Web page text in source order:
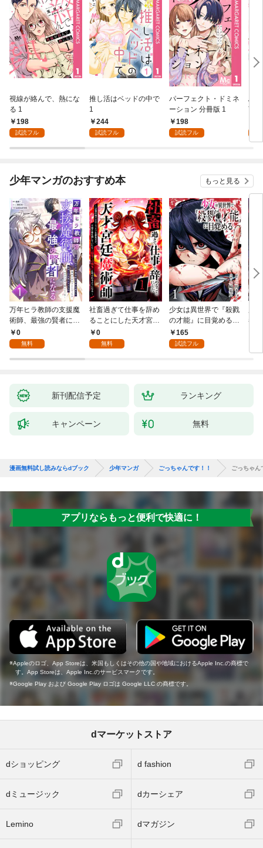
視線が絡んで、熱にな
る 1
198
試読フル
推し活はベッドの中で
1
244
試読フル
パーフェクト・ドミネ
ーション 分冊版 1
198
試読フル
ふ
言
少年マンガのおすすめ本 もっと見る
万年ヒラ教師の支援魔
術師、最強の賢者にな
る～不人気の支援魔術
師は給料泥棒だと魔術
が、出世した元教え子
0
無料
社畜過ぎて仕事を辞め
ることにした天才宮廷
魔術師～辺境の地でス
ローライフを夢見る
0
無料
少女は異世界で『殺戮
の才能』に目覚める
(話売り) #1
165
試読フル
者
新刊配信予定 ランキング
キャンペーン 無料
漫画無料試し読みならdブック 少年マンガ ごっちゃんです！！ ごっちゃん
アプリならもっと便利で快適に！
Appleのロゴ、App Storeは、米国もしくはその他の国や地域におけるApple Inc.の商標で
す。App Storeは、Apple Inc.のサービスマークです。
Google Play および Google Play ロゴは Google LLC の商標です。
dマーケットストア
dショッピング d fashion
dミュージック dカーシェア
Lemino dマガジン